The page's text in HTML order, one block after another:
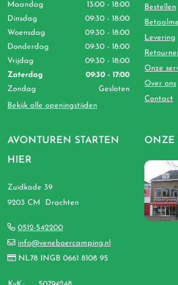
AVONTUREN STARTEN
HIER
Zuidkade 39
9203 CM Drachten
0512-542200
info@veneboercamping.nl
NL78 INGB 0661 8108 95
Maandag
13:00 - 18:00
Dinsdag
09:30 - 18:00
Woensdag
09:30 - 18:00
Donderdag
09:30 - 18:00
Vrijdag
09:30 - 18:00
Zaterdag
09:30 - 17:00
Zondag
Gesloten
Bekijk alle openingstijden
Bestellen
Levering
Onze
Over ons
Contact
ONZE